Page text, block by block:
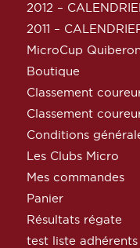
2012 –
2011 –
MicroCup
Boutique
Classement
Classement
Conditions
Les Clubs Micro
Mes commandes
Panier
Résultats régate
test liste adhérents